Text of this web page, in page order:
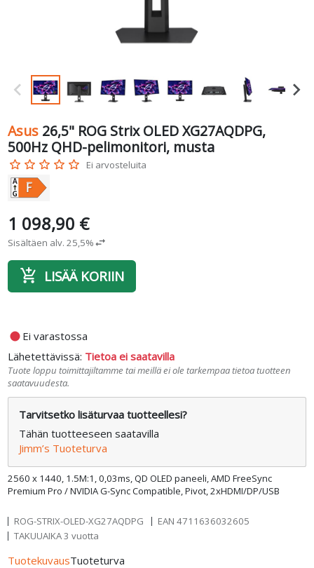
Asus 26,5" ROG Strix OLED XG27AQDPG,
500Hz QHD-pelimonitori, musta
star_border star_border star_border star_border star_border Ei arvosteluita
2560 x 1440, 1.5M:1, 0,03ms, QD OLED paneeli, AMD FreeSync
Premium Pro / NVIDIA G-Sync Compatible, Pivot, 2xHDMI/DP/USB
1 098,90 €
Sisältäen alv. 25,5%swap_horiz
add_shopping_cart LISÄÄ KORIIN
fiber_manual_record Ei varastossa
Lähetettävissä: Tietoa ei saatavilla
Tuote loppu toimittajiltamme tai meillä ei ole tarkempaa tietoa tuotteen
saatavuudesta.
Tarvitsetko lisäturvaa tuotteellesi?
Tähän tuotteeseen saatavilla
Jimm’s Tuoteturva
ROG-STRIX-OLED-XG27AQDPG EAN 4711636032605
TAKUUAIKA 3 vuotta
TuotekuvausTuoteturva